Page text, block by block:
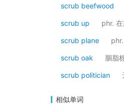
scrub beefwood
scrub up phr.
scrub plane
scrub oak 胭脂
scrub politician
相似单词